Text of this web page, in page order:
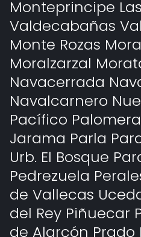
Monteprincipe
Valdecabañas
Monte Rozas
Moralzarzal
Navacerrada
Navalcarnero
Pacífico
Jarama Parla
Urb. El Bosque
Pedrezuela
de Vallecas
del Rey Piñuecar
de Alarcón Prado